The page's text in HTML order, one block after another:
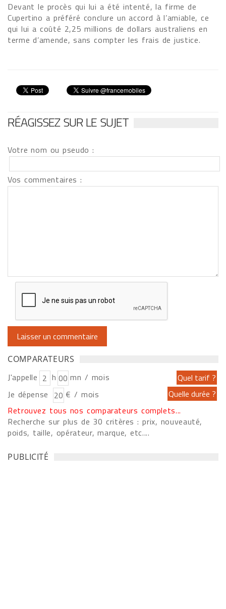
Devant le procès qui lui a été intenté, la firme de
Cupertino a préféré conclure un accord à l’amiable, ce
qui lui a coûté 2,25 millions de dollars australiens en
terme d’amende, sans compter les frais de justice.
RÉAGISSEZ SUR LE SUJET
Votre nom ou pseudo :
Vos commentaires :
COMPARATEURS
J'appelle h
mn / mois
Je dépense
€ / mois
Retrouvez tous nos comparateurs complets...
Recherche sur plus de 30 critères : prix, nouveauté,
poids, taille, opérateur, marque, etc....
PUBLICITÉ